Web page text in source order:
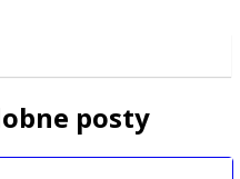
posty